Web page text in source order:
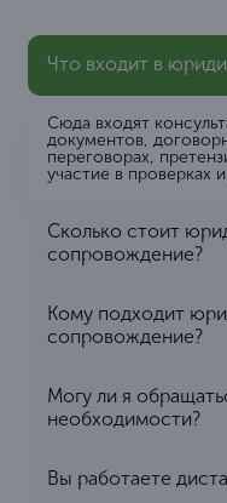
Что входит в
Сюда входят
документов,
переговорах,
участие в проверках
Сколько стоит
сопровождение?
Кому подходит
сопровождение?
Могу ли я
необходимости?
Вы работаете